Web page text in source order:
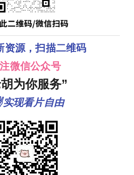
资源，扫描二维码
微信公众号
为你服务”
现看片自由